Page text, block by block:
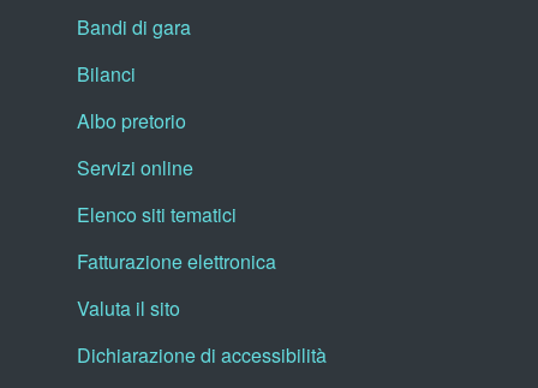
Bandi di gara
Bilanci
Albo pretorio
Servizi online
Elenco siti tematici
Fatturazione elettronica
Valuta il sito
Dichiarazione di accessibilità